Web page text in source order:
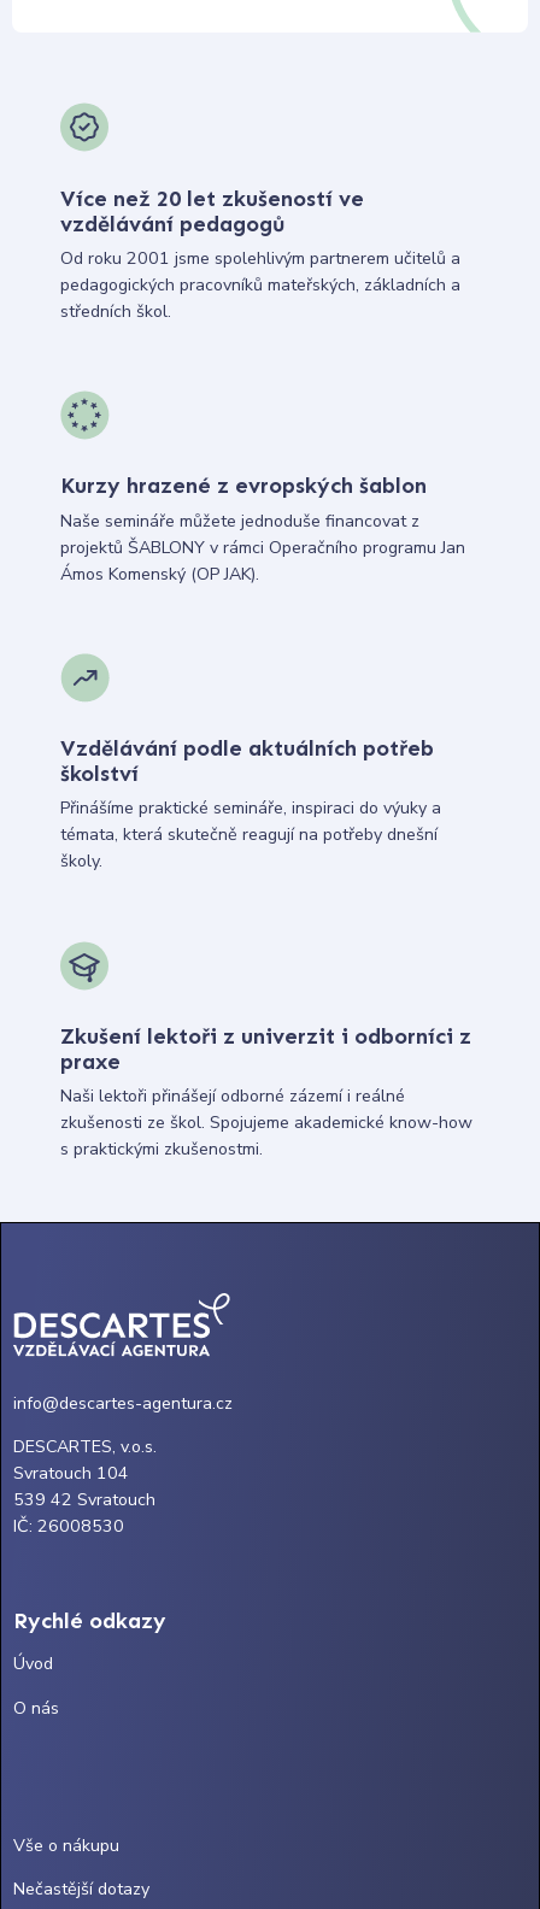
Více než 20 let zkušeností ve
vzdělávání pedagogů
Od roku 2001 jsme spolehlivým partnerem učitelů a
pedagogických pracovníků mateřských, základních a
středních škol.
Kurzy hrazené z evropských šablon
Naše semináře můžete jednoduše financovat z
projektů ŠABLONY v rámci Operačního programu Jan
Ámos Komenský (OP JAK).
Vzdělávání podle aktuálních potřeb
školství
Přinášíme praktické semináře, inspiraci do výuky a
témata, která skutečně reagují na potřeby dnešní
školy.
Zkušení lektoři z univerzit i odborníci z
praxe
Naši lektoři přinášejí odborné zázemí i reálné
zkušenosti ze škol. Spojujeme akademické know-how
s praktickými zkušenostmi.
info@descartes-agentura.cz
DESCARTES, v.o.s.
Svratouch 104
539 42 Svratouch
IČ: 26008530
Rychlé odkazy
Úvod
O nás
Vše o nákupu
Nečastější dotazy